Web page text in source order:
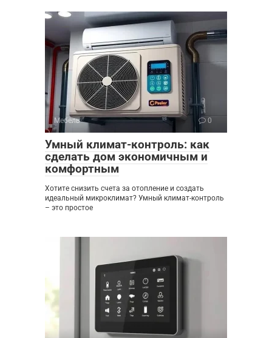
Мебель 0
Умный климат-контроль: как
сделать дом экономичным и
комфортным
Хотите снизить счета за отопление и создать
идеальный микроклимат? Умный климат-контроль
– это простое